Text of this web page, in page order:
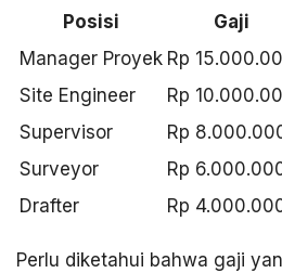
Posisi
Gaji
Manager Proyek Rp
Site Engineer
Rp
Supervisor
Rp
Surveyor
Rp
Drafter
Rp
Perlu diketahui bahwa gaji